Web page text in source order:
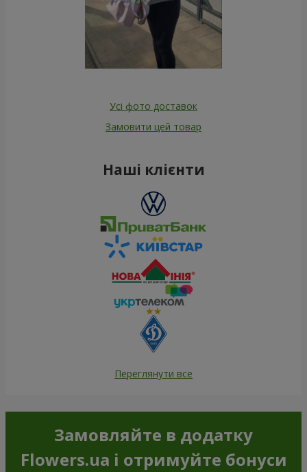
Усі фото доставок
Замовити цей товар
Наші клієнти
Переглянути все
Замовляйте в додатку
Flowers.ua і отримуйте бонуси